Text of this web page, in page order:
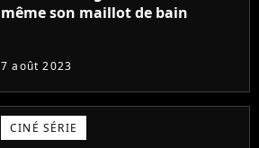
même son maillot de bain
7 août 2023
CINÉ SÉRIE